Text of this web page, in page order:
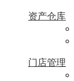
资产仓库
门店管理